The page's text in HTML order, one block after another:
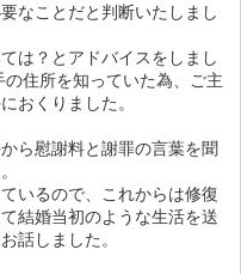
なことだと判断いたしまし
は？とアドバイスをしまし
住所を知っていた為、ご主
おくりました。
ら慰謝料と謝罪の言葉を聞
いるので、これからは修復
結婚当初のような生活を送
話しました。